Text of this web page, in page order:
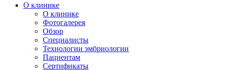
О клинике
О клинике
Фотогалерея
Обзор
Специалисты
Технологии эмбриологии
Пациентам
Сертификаты